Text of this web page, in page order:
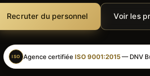
Recruter du personnel Voir les
ISO Agence certifiée ISO 9001:2015— DNV